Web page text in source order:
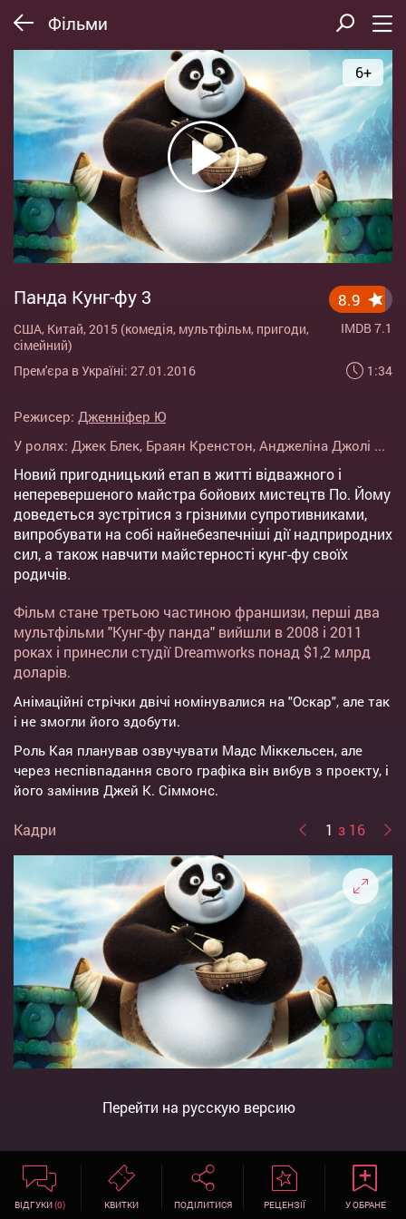
Фільми
6+
Панда Кунг-фу 3
США, Китай, 2015 (комедія, мультфільм, пригоди,
сімейний)
Прем'єра в Україні: 27.01.2016
8.9
IMDB 7.1
1:34
Режисер: Дженніфер Ю
У ролях: Джек Блек, Браян Кренстон, Анджеліна Джолі ...
Новий пригодницький етап в житті відважного і
неперевершеного майстра бойових мистецтв По. Йому
доведеться зустрітися з грізними супротивниками,
випробувати на собі найнебезпечніші дії надприродних
сил, а також навчити майстерності кунг-фу своїх
родичів.
Фільм стане третьою частиною франшизи, перші два
мультфільми "Кунг-фу панда" вийшли в 2008 і 2011
роках і принесли студії Dreamworks понад $1,2 млрд
доларів.
Анімаційні стрічки двічі номінувалися на "Оскар", але так
і не змогли його здобути.
Роль Кая планував озвучувати Мадс Міккельсен, але
через неспівпадання свого графіка він вибув з проекту, і
його замінив Джей К. Сіммонс.
Кадри 1 з 16
Перейти на русскую версию
ВІДГУКИ(0) КВИТКИ ПОДІЛИТИСЯ РЕЦЕНЗІЇ У ОБРАНЕ